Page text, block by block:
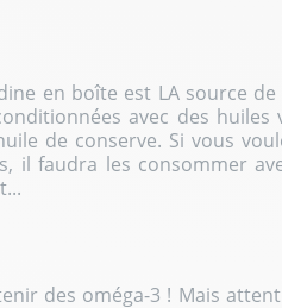
en boîte est LA source
avec des huiles
de conserve. Si vous
il faudra les consommer
des oméga-3 ! Mais